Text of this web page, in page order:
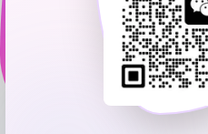
AI正在自动化大量知
数据分析、代码编写
动化仍需人类监督和
全球AI市场高速增长,
突破1.2万亿美元,年